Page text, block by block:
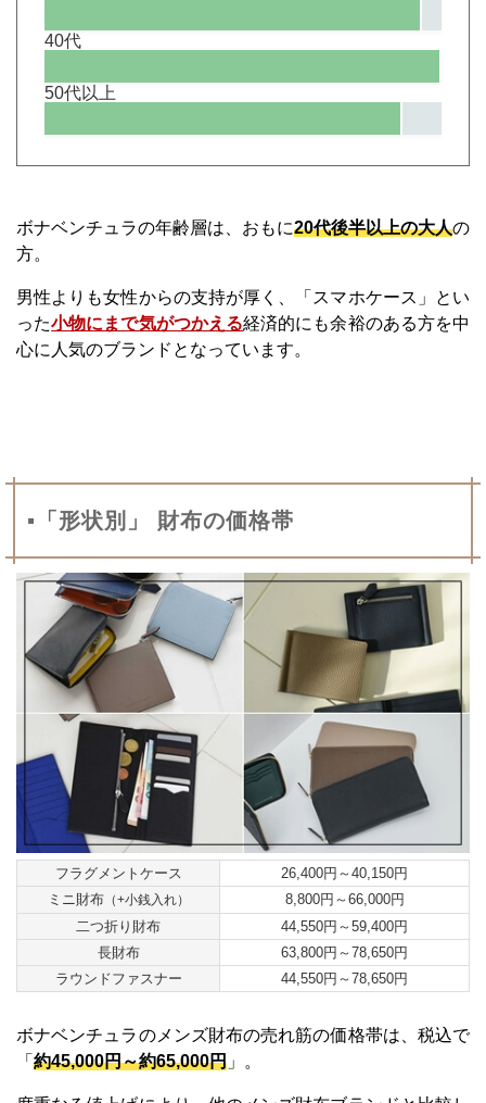
40代
50代以上
ボナベンチュラの年齢層は、おもに20代後半以上の大人の
方。
男性よりも女性からの支持が厚く、「スマホケース」とい
った小物にまで気がつかえる経済的にも余裕のある方を中
心に人気のブランドとなっています。
▪「形状別」 財布の価格帯
フラグメントケース
26,400円～40,150円
ミニ財布（+小銭入れ）
8,800円～66,000円
二つ折り財布
44,550円～59,400円
長財布
63,800円～78,650円
ラウンドファスナー
44,550円～78,650円
ボナベンチュラのメンズ財布の売れ筋の価格帯は、税込で
「 約45,000円～約65,000円 」。